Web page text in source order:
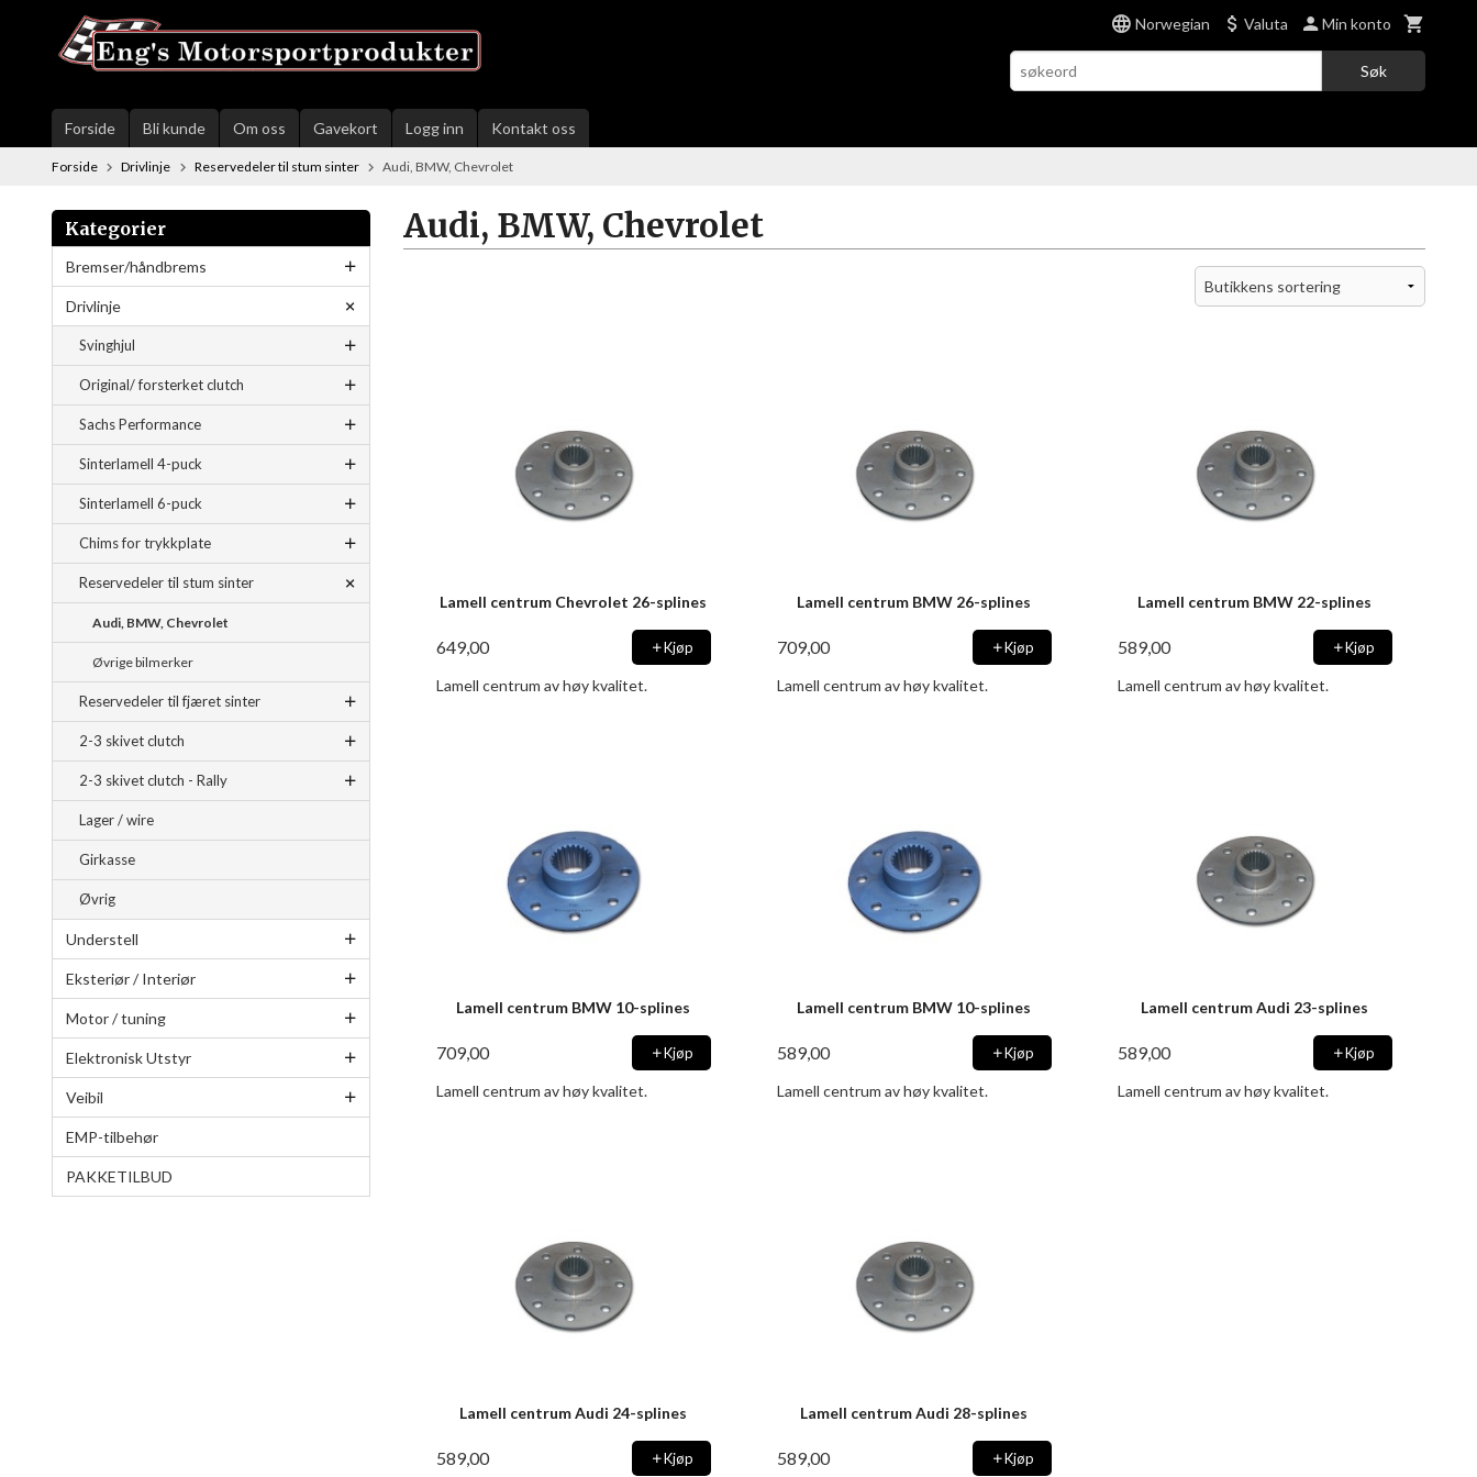
innholdet
Norwegian Valuta Min konto
Søk
Forside Bli kunde Om oss Gavekort Logg inn Kontakt oss
Forside Drivlinje Reservedeler til stum sinter Audi, BMW, Chevrolet
Kategorier
Bremser/håndbrems
Drivlinje
Svinghjul
Original/ forsterket clutch
Sachs Performance
Sinterlamell 4-puck
Sinterlamell 6-puck
Chims for trykkplate
Reservedeler til stum sinter
Audi, BMW, Chevrolet
Øvrige bilmerker
Reservedeler til fjæret sinter
2-3 skivet clutch
2-3 skivet clutch - Rally
Lager / wire
Girkasse
Øvrig
Understell
Eksteriør / Interiør
Motor / tuning
Elektronisk Utstyr
Veibil
EMP-tilbehør
PAKKETILBUD
Audi, BMW, Chevrolet
Lamell centrum Chevrolet 26-splines
649,00 Kjøp
Lamell centrum av høy kvalitet.
Lamell centrum BMW 26-splines
709,00 Kjøp
Lamell centrum av høy kvalitet.
Lamell centrum BMW 22-splines
589,00 Kjøp
Lamell centrum av høy kvalitet.
Lamell centrum BMW 10-splines
709,00 Kjøp
Lamell centrum av høy kvalitet.
Lamell centrum BMW 10-splines
589,00 Kjøp
Lamell centrum av høy kvalitet.
Lamell centrum Audi 23-splines
589,00 Kjøp
Lamell centrum av høy kvalitet.
Lamell centrum Audi 24-splines
589,00 Kjøp
Lamell centrum Audi 28-splines
589,00 Kjøp